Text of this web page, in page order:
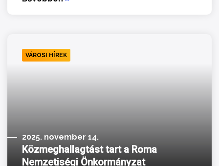
VÁROSI HÍREK
2025. november 14.
Közmeghallagtást tart a Roma
Nemzetiségi Önkormányzat